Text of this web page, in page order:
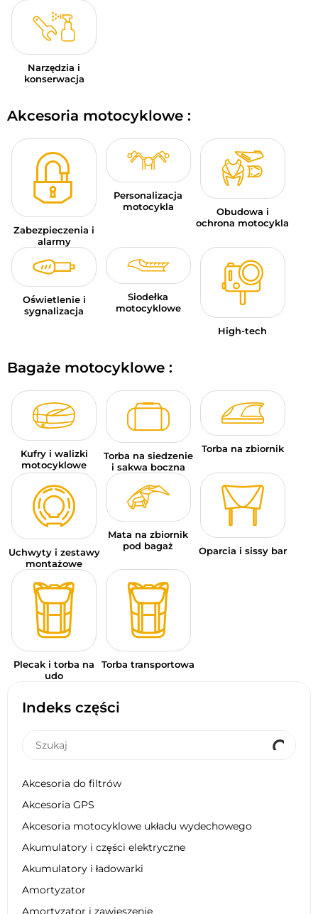
Indeks części
Akcesoria do filtrów
Akcesoria GPS
Akcesoria motocyklowe układu wydechowego
Akumulatory i części elektryczne
Akumulatory i ładowarki
Amortyzator
Amortyzator i zawieszenie
Narzędzia i
konserwacja
Akcesoria motocyklowe :
Zabezpieczenia i
alarmy
Personalizacja
motocykla
Obudowa i
ochrona motocykla
Oświetlenie i
sygnalizacja
Siodełka
motocyklowe
High-tech
Bagaże motocyklowe :
Kufry i walizki
motocyklowe
Torba na siedzenie
i sakwa boczna
Torba na zbiornik
Uchwyty i zestawy
montażowe
Mata na zbiornik
pod bagaż
Oparcia i sissy bar
Plecak i torba na
udo
Torba transportowa